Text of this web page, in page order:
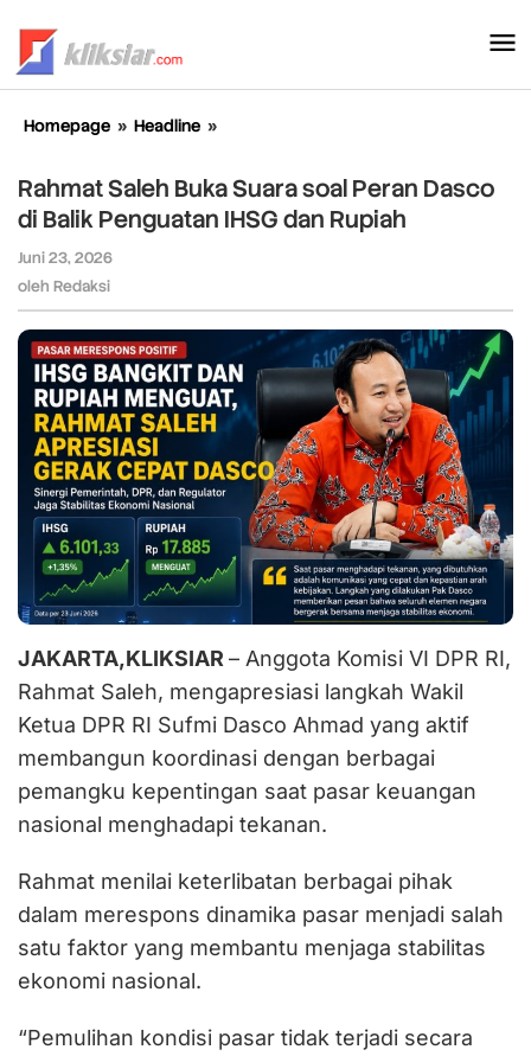
konten
Homepage » Headline »
Buka
Suara
soal
Balik
Penguatan
IHSG
dan
Rupiah
Rahmat Saleh Buka Suara soal Peran Dasco
di Balik Penguatan IHSG dan Rupiah
Juni 23, 2026
oleh Redaksi
JAKARTA,KLIKSIAR – Anggota Komisi VI DPR RI,
Rahmat Saleh, mengapresiasi langkah Wakil
Ketua DPR RI Sufmi Dasco Ahmad yang aktif
membangun koordinasi dengan berbagai
pemangku kepentingan saat pasar keuangan
nasional menghadapi tekanan.
Rahmat menilai keterlibatan berbagai pihak
dalam merespons dinamika pasar menjadi salah
satu faktor yang membantu menjaga stabilitas
ekonomi nasional.
“Pemulihan kondisi pasar tidak terjadi secara